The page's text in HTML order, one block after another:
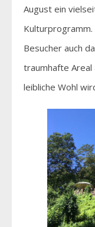
August ein
Besucher auch
traumhafte Areal
leibliche Wohl